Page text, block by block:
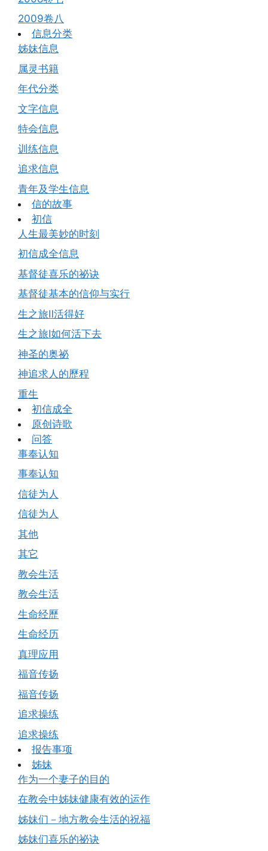
2009卷八
信息分类
姊妹信息
属灵书籍
年代分类
文字信息
特会信息
训练信息
追求信息
青年及学生信息
信的故事
初信
人生最美妙的时刻
初信成全信息
基督徒喜乐的祕诀
基督徒基本的信仰与实行
生之旅Ⅱ活得好
生之旅Ⅰ如何活下去
神圣的奥祕
神追求人的歷程
重生
初信成全
原创诗歌
问答
事奉认知
事奉认知
信徒为人
信徒为人
其他
其它
教会生活
教会生活
生命经歷
生命经历
真理应用
福音传扬
福音传扬
追求操练
追求操练
报告事项
姊妹
作为一个妻子的目的
在教会中姊妹健康有效的运作
姊妹们－地方教会生活的祝福
姊妹们喜乐的祕诀